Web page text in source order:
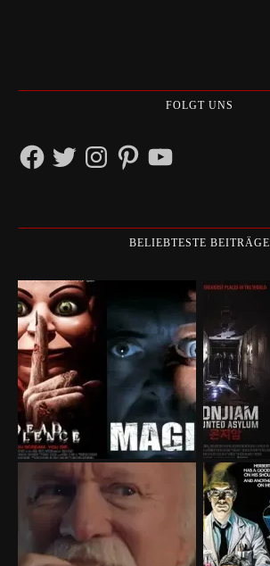
FOLGT UNS
FacebookTwitterInstagramPinterestYouTube
BELIEBTESTE BEITRÄGE